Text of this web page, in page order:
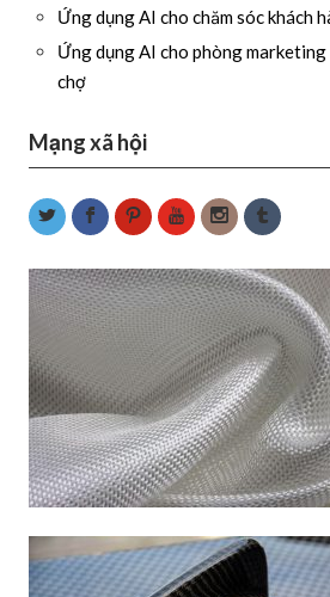
Ứng dụng AI cho chăm sóc khách
Ứng dụng AI cho phòng
chợ
Mạng xã hội